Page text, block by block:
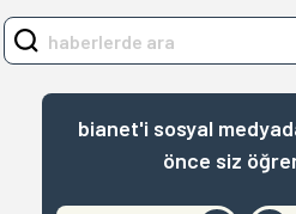
bianet'i sosyal
önce siz